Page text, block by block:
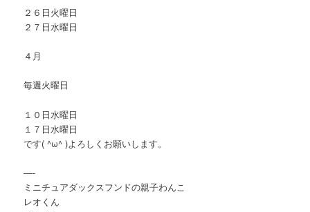
２６日火曜日
２７日水曜日
４月
毎週火曜日
１０日水曜日
１７日水曜日
です( ^ω^ )よろしくお願いします。
—-
ミニチュアダックスフンドの親子わんこ
レオくん